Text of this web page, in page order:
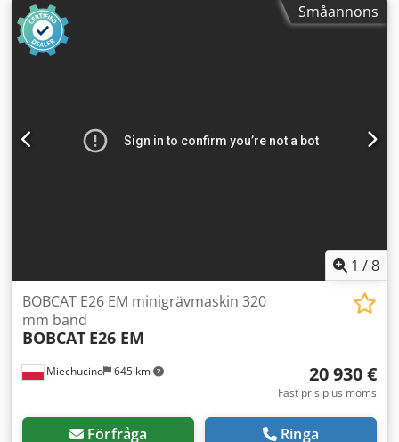
Småannons
1 /8
Miechucino 645 km
BOBCAT E26 EM minigrävmaskin 320
mm band
BOBCAT E26 EM
20 930 €
Fast pris plus moms
Förfråga Ringa